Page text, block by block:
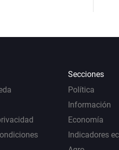
Secciones
Política
Información
Economía
Indicadores